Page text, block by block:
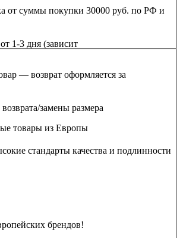
от суммы покупки 30000 руб. по РФ и
1-3 дня (зависит
— возврат оформляется за
замены размера
товары из Европы
стандарты качества и подлинности
брендов!